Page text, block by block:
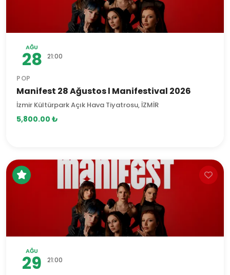
AĞU
28 21:00
POP
Manifest 28 Ağustos l Manifestival 2026
İzmir Kültürpark Açık Hava Tiyatrosu, İZMİR
5,800.00 ₺
AĞU
29 21:00